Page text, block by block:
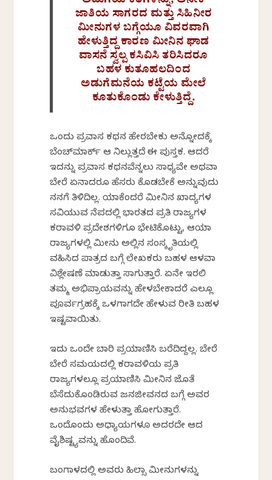
ಜಾತಿಯ ಸಾಗರದ ಮತ್ತು ಸಿಹಿನೀರ
ಮೀನುಗಳ ಬಗ್ಗೆಯೂ ವಿವರವಾಗಿ
ಹೇಳುತ್ತಿದ್ದ‌ ಕಾರಣ ಮೀನಿನ ಘಾಡ
ವಾಸನೆ ಸ್ವಲ್ಪ ಕಸಿವಿಸಿ ತರಿಸಿದರೂ
ಬಹಳ ಕುತೂಹಲದಿಂದ
ಅಡುಗೆಮನೆಯ ಕಟ್ಟೆಯ ಮೇಲೆ
ಕೂತುಕೊಂಡು ಕೇಳುತ್ತಿದ್ದೆ.
ಒಂದು ಪ್ರವಾಸ ಕಥನ ಹೇಗಿರಬೇಕು ಅನ್ನೋದಕ್ಕೆ
ಬೆಂಚ್‌ಮಾರ್ಕ್ ಆಗಿ ನಿಲ್ಲುತ್ತದೆ ಈ ಪುಸ್ತಕ. ಆದರೆ
ಇದನ್ನು ಪ್ರವಾಸ ಕಥನವೆನ್ನಲು ಸಾಧ್ಯವೇ ಅಥವಾ
ಬೇರೆ ಏನಾದರೂ ಹೆಸರು ಕೊಡಬೇಕೆ ಅನ್ನುವುದು
ನನಗೆ ತಿಳಿದಿಲ್ಲ. ಯಾಕೆಂದರೆ ಮೀನಿನ ಖಾದ್ಯಗಳ
ಸವಿಯುವ ನೆಪದಲ್ಲಿ ಭಾರತದ ಪ್ರತಿ ರಾಜ್ಯಗಳ
ಕರಾವಳಿ ಪ್ರದೇಶಗಳಿಗೂ ಭೇಟಿಕೊಟ್ಟು, ಆಯಾ
ರಾಜ್ಯಗಳಲ್ಲಿ ಮೀನು ಅಲ್ಲಿನ ಸಂಸ್ಕೃತಿಯಲ್ಲಿ
ವಹಿಸಿದ ಪಾತ್ರದ ಬಗ್ಗೆ ಲೇಖಕರು ಬಹಳ ಆಳವಾಗಿ
ವಿಶ್ಲೇಷಣೆ ಮಾಡುತ್ತಾ ಸಾಗುತ್ತಾರೆ. ಏನೇ ಇರಲಿ
ತಮ್ಮ ಅಭಿಪ್ರಾಯವನ್ನು ಹೇಳಬೇಕಾದರೆ ಎಲ್ಲೂ
ಪೂರ್ವಗ್ರಹಕ್ಕೆ ಒಳಗಾಗದೇ ಹೇಳುವ ರೀತಿ ಬಹಳ
ಇಷ್ಟವಾಯಿತು.
ಇದು ಒಂದೇ ಬಾರಿ ಪ್ರಯಾಣಿಸಿ ಬರೆದಿದ್ದಲ್ಲ. ಬೇರೆ
ಬೇರೆ ಸಮಯದಲ್ಲಿ ಕರಾವಳಿಯ ಪ್ರತಿ
ರಾಜ್ಯಗಳಲ್ಲೂ ಪ್ರಯಾಣಿಸಿ ಮೀನಿನ ಜೊತೆ
ಬೆಸೆದುಕೊಂಡಿರುವ ಜನಜೀವನದ ಬಗ್ಗೆ ಅವರ
ಅನುಭವಗಳ ಹೇಳುತ್ತಾ ಹೋಗುತ್ತಾರೆ.
ಒಂದೊಂದು ಅಧ್ಯಾಯಗಳೂ ಅದರದೇ ಆದ
ವೈಶಿಷ್ಟ್ಯವನ್ನು ಹೊಂದಿವೆ.
ಬಂಗಾಳದಲ್ಲಿ ಅವರು ಹಿಲ್ಸಾ ಮೀನುಗಳನ್ನು